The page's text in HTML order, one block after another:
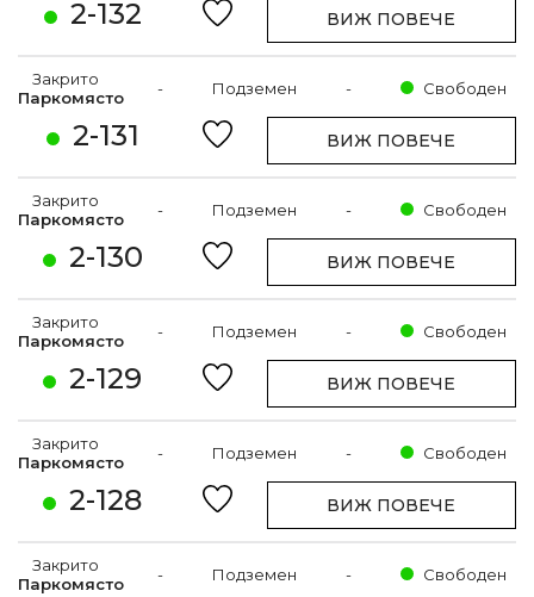
2-132 ВИЖ ПОВЕЧЕ
2-131
Закрито
Паркомясто
- Подземен - Свободен
ВИЖ ПОВЕЧЕ
2-130
Закрито
Паркомясто
- Подземен - Свободен
ВИЖ ПОВЕЧЕ
2-129
Закрито
Паркомясто
- Подземен - Свободен
ВИЖ ПОВЕЧЕ
2-128
Закрито
Паркомясто
- Подземен - Свободен
ВИЖ ПОВЕЧЕ
Закрито
Паркомясто
- Подземен - Свободен